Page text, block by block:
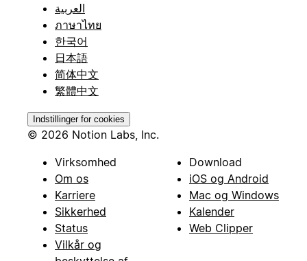
العربية
ภาษาไทย
한국어
日本語
简体中文
繁體中文
Indstillinger for cookies
© 2026 Notion Labs, Inc.
Virksomhed
Om os
Karriere
Sikkerhed
Status
Vilkår og
Download
iOS og Android
Mac og Windows
Kalender
Web Clipper